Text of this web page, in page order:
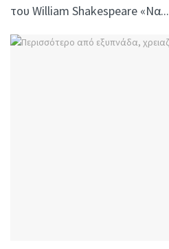
του William Shakespeare «Να...